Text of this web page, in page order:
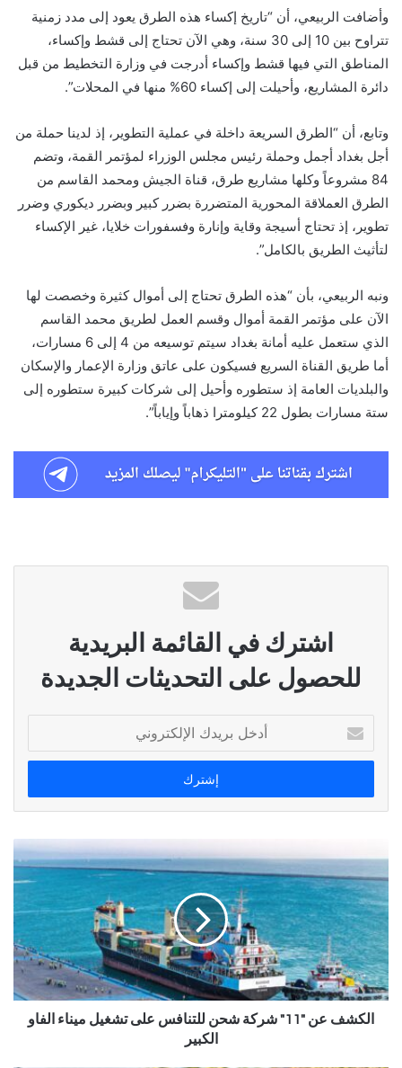
وأضافت الربيعي، أن “تاريخ إكساء هذه الطرق يعود إلى مدد زمنية
تتراوح بين 10 إلى 30 سنة، وهي الآن تحتاج إلى قشط وإكساء،
المناطق التي فيها قشط وإكساء أدرجت في وزارة التخطيط من قبل
دائرة المشاريع، وأحيلت إلى إكساء 60% منها في المحلات”.
وتابع، أن “الطرق السريعة داخلة في عملية التطوير، إذ لدينا حملة من
أجل بغداد أجمل وحملة رئيس مجلس الوزراء لمؤتمر القمة، وتضم
84 مشروعاً وكلها مشاريع طرق، قناة الجيش ومحمد القاسم من
الطرق العملاقة المحورية المتضررة بضرر كبير وبضرر ديكوري وضرر
تطوير، إذ تحتاج أسيجة وقاية وإنارة وفسفورات خلايا، غير الإكساء
لتأثيث الطريق بالكامل”.
ونبه الربيعي، بأن “هذه الطرق تحتاج إلى أموال كثيرة وخصصت لها
الآن على مؤتمر القمة أموال وقسم العمل لطريق محمد القاسم
الذي ستعمل عليه أمانة بغداد سيتم توسيعه من 4 إلى 6 مسارات،
أما طريق القناة السريع فسيكون على عاتق وزارة الإعمار والإسكان
والبلديات العامة إذ ستطوره وأحيل إلى شركات كبيرة ستطوره إلى
ستة مسارات بطول 22 كيلومترا ذهاباً وإياباً”.
اشترك في القائمة البريدية
للحصول على التحديثات الجديدة
بريدك
الإلكتروني
الكشف عن "11" شركة شحن للتنافس على تشغيل ميناء الفاو
الكبير